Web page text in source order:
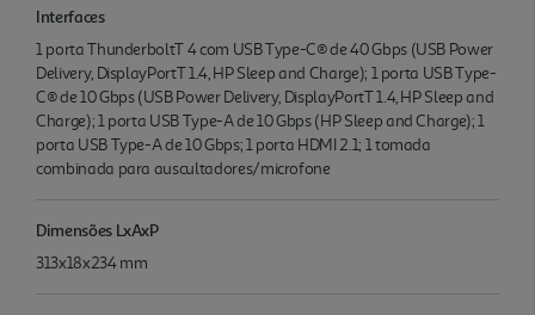
Interfaces
1 porta ThunderboltT 4 com USB Type-C® de 40 Gbps (USB Power
Delivery, DisplayPortT 1.4, HP Sleep and Charge); 1 porta USB Type-
C® de 10 Gbps (USB Power Delivery, DisplayPortT 1.4, HP Sleep and
Charge); 1 porta USB Type-A de 10 Gbps (HP Sleep and Charge); 1
porta USB Type-A de 10 Gbps; 1 porta HDMI 2.1; 1 tomada
combinada para auscultadores/microfone
Dimensões LxAxP
313x18x234 mm